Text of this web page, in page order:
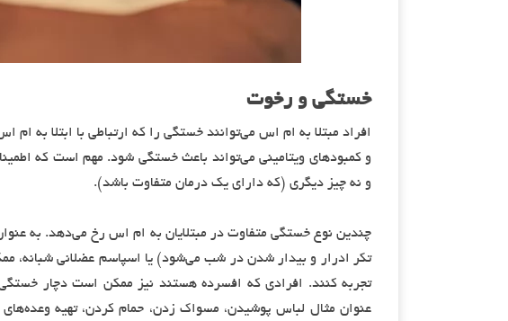
خستگی و رخوت
افراد مبتلا به ام اس می‌توانند خستگی را که ارتباطی با ابتلا به
و کمبودهای ویتامینی می‌تواند باعث خستگی شود. مهم است که
و نه چیز دیگری (که دارای یک درمان متفاوت باشد).
چندین نوع خستگی متفاوت در مبتلایان به ام اس رخ می‌دهد. به
تکر ادرار و بیدار شدن در شب می‌شود) یا اسپاسم عضلانی شبانه،
تجربه کنند. افرادی که افسرده هستند نیز ممکن است دچار
عنوان مثال لباس پوشیدن، مسواک زدن، حمام کردن، تهیه